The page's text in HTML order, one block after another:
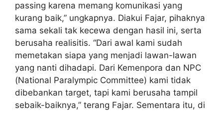
passing karena memang komunikasi yang
kurang baik,” ungkapnya. Diakui Fajar, pihaknya
sama sekali tak kecewa dengan hasil ini, serta
berusaha realisitis. “Dari awal kami sudah
memetakan siapa yang menjadi lawan-lawan
yang nanti dihadapi. Dari Kemenpora dan NPC
(National Paralympic Committee) kami tidak
dibebankan target, tapi kami berusaha tampil
sebaik-baiknya,” terang Fajar. Sementara itu, di